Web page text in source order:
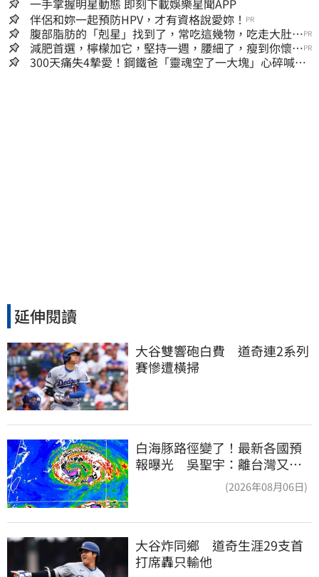
伴侶和妳一起預防HPV，才有資格說愛妳！ PR
腹部脂肪的「剋星」找到了，常吃這幾物，吃走大肚
囊，瘦出小蠻腰
PR
減肥首選，檸檬加它，堅持一週，腰細了，瘦到你懷疑
人生
PR
300天痛失4摯愛！鋼鐵爸「靈魂空了一大塊」心碎喊：
延伸閱讀
大谷雙響砲白費　道奇連2系列
賽慘遭橫掃
白海豚路徑變了！最新各國預
報曝光 吳聖宇：離台灣又更
(2026年08月06日)
大谷炸同鄉　道奇生涯29支首
打席轟只輸他